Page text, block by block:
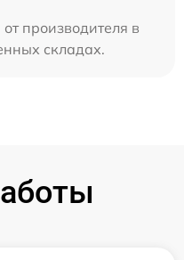
производителя в
складах.